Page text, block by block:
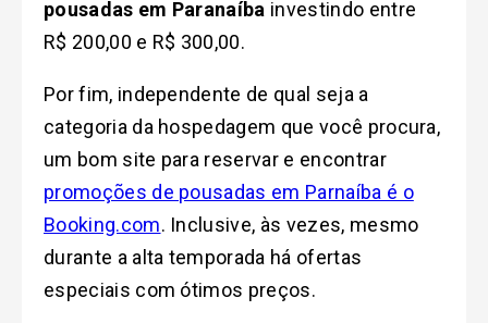
pousadas em Paranaíba investindo entre
R$ 200,00 e R$ 300,00.
Por fim, independente de qual seja a
categoria da hospedagem que você procura,
um bom site para reservar e encontrar
promoções de pousadas em Parnaíba é o
Booking.com. Inclusive, às vezes, mesmo
durante a alta temporada há ofertas
especiais com ótimos preços.